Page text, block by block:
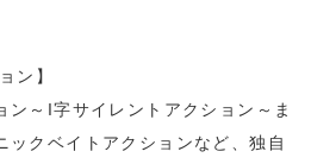
ン】
ン～I字サイレントアクション～ま
ックベイトアクションなど、独自